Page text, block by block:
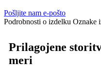
Pošljite nam e-pošto
Podrobnosti o izdelku Oznake
Prilagojene
meri